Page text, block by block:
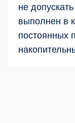
не
выполнен в
постоянных